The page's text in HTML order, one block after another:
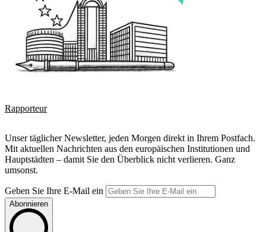
Rapporteur
Unser täglicher Newsletter, jeden Morgen direkt in Ihrem Postfach.
Mit aktuellen Nachrichten aus den europäischen Institutionen und
Hauptstädten – damit Sie den Überblick nicht verlieren. Ganz
umsonst.
Geben Sie Ihre E-Mail ein
Abonnieren